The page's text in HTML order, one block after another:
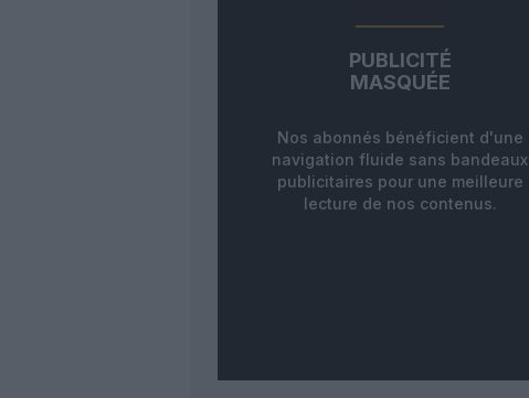
PUBLICITÉ
MASQUÉE
Nos abonnés bénéficient d'une
navigation fluide sans bandeaux
publicitaires pour une meilleure
lecture de nos contenus.